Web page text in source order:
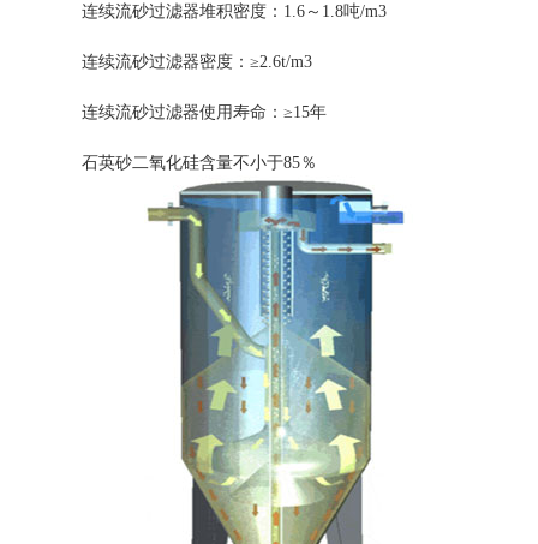
连续流砂过滤器堆积密度：1.6～1.8吨/m3
连续流砂过滤器密度：≥2.6t/m3
连续流砂过滤器使用寿命：≥15年
石英砂二氧化硅含量不小于85％